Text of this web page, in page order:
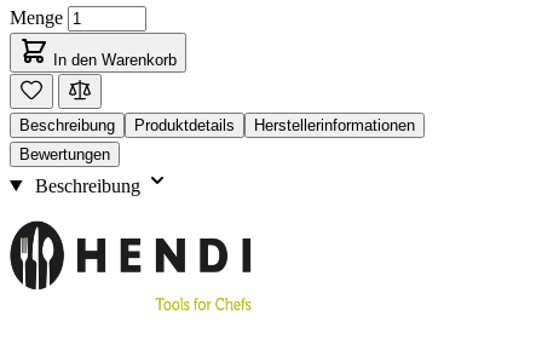
Menge
In den Warenkorb
Beschreibung Produktdetails
Herstellerinformationen
Bewertungen
Beschreibung